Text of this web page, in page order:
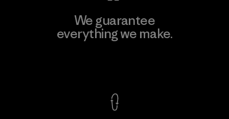
We guarantee
everything we make.